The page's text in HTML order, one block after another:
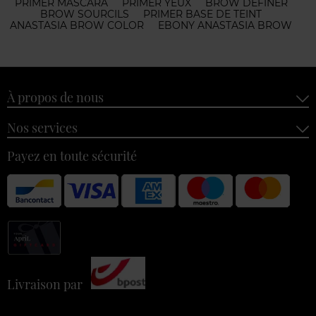
PRIMER MASCARA
PRIMER YEUX
BROW DEFINER
BROW SOURCILS
PRIMER BASE DE TEINT
ANASTASIA BROW COLOR
EBONY ANASTASIA BROW
À propos de nous
Nos services
Payez en toute sécurité
Livraison par